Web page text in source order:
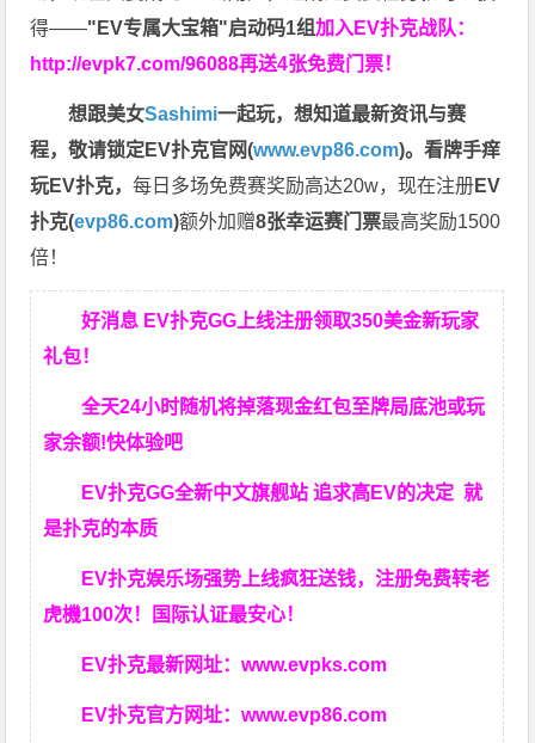
得——"EV专属大宝箱"启动码1组加入EV扑克战队：
http://evpk7.com/96088再送4张免费门票！
想跟美女Sashimi一起玩，想知道最新资讯与赛
程，敬请锁定EV扑克官网(www.evp86.com)。看牌手痒
玩EV扑克，每日多场免费赛奖励高达20w，现在注册EV
扑克(evp86.com)额外加赠8张幸运赛门票最高奖励1500
倍！
好消息 EV扑克GG上线注册领取350美金新玩家
礼包！
全天24小时随机将掉落现金红包至牌局底池或玩
家余额!快体验吧
EV扑克GG全新中文旗舰站 追求高EV的决定就
是扑克的本质
EV扑克娱乐场强势上线疯狂送钱，注册免费转老
虎機100次！国际认证最安心！
EV扑克最新网址：www.evpks.com
EV扑克官方网址：www.evp86.com